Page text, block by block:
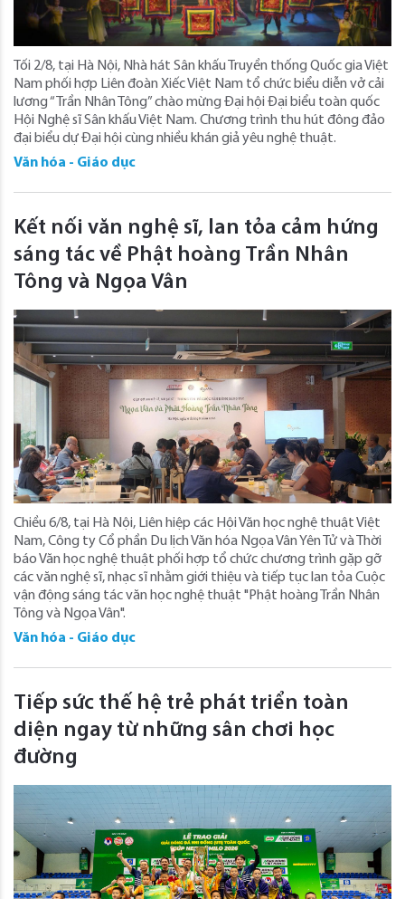
Tối 2/8, tại Hà Nội, Nhà hát Sân khấu Truyền thống Quốc gia Việt
Nam phối hợp Liên đoàn Xiếc Việt Nam tổ chức biểu diễn vở cải
lương “Trần Nhân Tông” chào mừng Đại hội Đại biểu toàn quốc
Hội Nghệ sĩ Sân khấu Việt Nam. Chương trình thu hút đông đảo
đại biểu dự Đại hội cùng nhiều khán giả yêu nghệ thuật.
Văn hóa - Giáo dục
Kết nối văn nghệ sĩ, lan tỏa cảm hứng
sáng tác về Phật hoàng Trần Nhân
Tông và Ngọa Vân
Chiều 6/8, tại Hà Nội, Liên hiệp các Hội Văn học nghệ thuật Việt
Nam, Công ty Cổ phần Du lịch Văn hóa Ngọa Vân Yên Tử và Thời
báo Văn học nghệ thuật phối hợp tổ chức chương trình gặp gỡ
các văn nghệ sĩ, nhạc sĩ nhằm giới thiệu và tiếp tục lan tỏa Cuộc
vận động sáng tác văn học nghệ thuật "Phật hoàng Trần Nhân
Tông và Ngọa Vân".
Văn hóa - Giáo dục
Tiếp sức thế hệ trẻ phát triển toàn
diện ngay từ những sân chơi học
đường